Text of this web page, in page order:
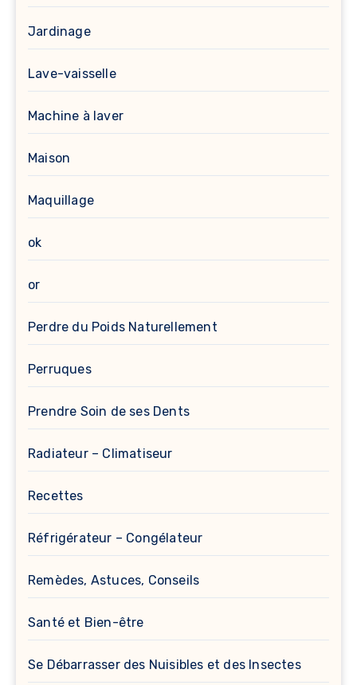
Jardinage
Lave-vaisselle
Machine à laver
Maison
Maquillage
ok
or
Perdre du Poids Naturellement
Perruques
Prendre Soin de ses Dents
Radiateur – Climatiseur
Recettes
Réfrigérateur – Congélateur
Remèdes, Astuces, Conseils
Santé et Bien-être
Se Débarrasser des Nuisibles et des Insectes